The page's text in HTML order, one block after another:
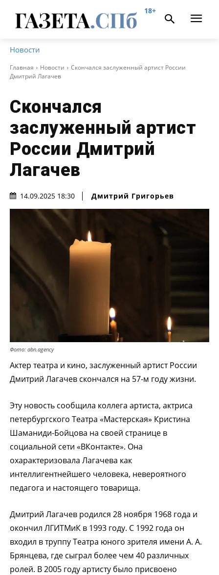
18+
Новости
Главная Новости
Скончался заслуженный артист России
Дмитрий Лагачев
Скончался
заслуженный артист
России Дмитрий
Лагачев
14.09.2025 18:30 Дмитрий Григорьев
Фото: abn.agency
Актер театра и кино, заслуженный артист России
Дмитрий Лагачев скончался на 57-м году жизни.
Эту новость сообщила коллега артиста, актриса
петербургского Театра «Мастерская» Кристина
Шаманиди-Бойцова на своей странице в
социальной сети «ВКонтакте». Она
охарактеризовала Лагачева как
интеллигентнейшего человека, невероятного
педагога и настоящего товарища.
Дмитрий Лагачев родился 28 ноября 1968 года и
окончил ЛГИТМиК в 1993 году. С 1992 года он
входил в труппу Театра юного зрителя имени А. А.
Брянцева, где сыграл более чем 40 различных
ролей. В 2005 году артисту было присвоено